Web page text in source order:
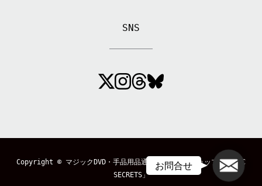
SNS
Copyright © マジックDVD・手品用品通販のマジックショップ「MAGIC
SECRETS」
メール
お問合せ